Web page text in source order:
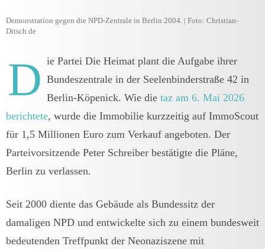
Demonstration gegen die NPD-Zentrale in Berlin 2004. | Foto: Christian-
Ditsch.de
D ie Partei Die Heimat plant die Aufgabe ihrer
Bundeszentrale in der Seelenbinderstraße 42 in
Berlin-Köpenick. Wie die taz am 6. Mai 2026
berichtete, wurde die Immobilie kurzzeitig auf ImmoScout
für 1,5 Millionen Euro zum Verkauf angeboten. Der
Parteivorsitzende Peter Schreiber bestätigte die Pläne,
Berlin zu verlassen.
Seit 2000 diente das Gebäude als Bundessitz der
damaligen NPD und entwickelte sich zu einem bundesweit
bedeutenden Treffpunkt der Neonaziszene mit